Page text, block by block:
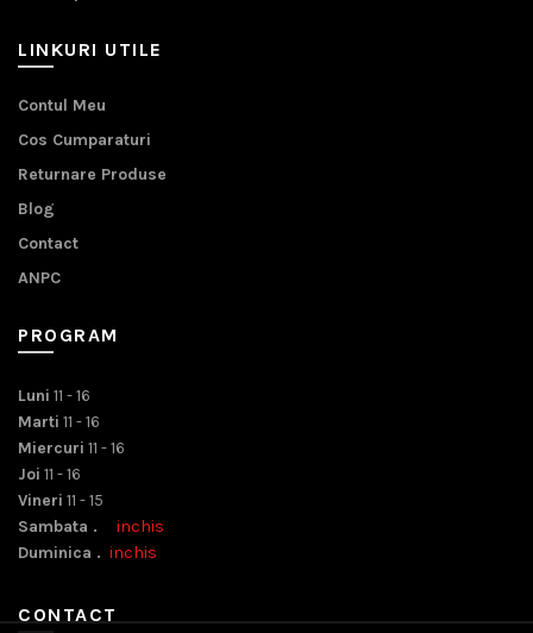
LINKURI UTILE
Contul Meu
Cos Cumparaturi
Returnare Produse
Blog
Contact
ANPC
PROGRAM
Luni 11 - 16
Marti 11 - 16
Miercuri 11 - 16
Joi 11 - 16
Vineri 11 - 15
Sambata . inchis
Duminica . inchis
CONTACT